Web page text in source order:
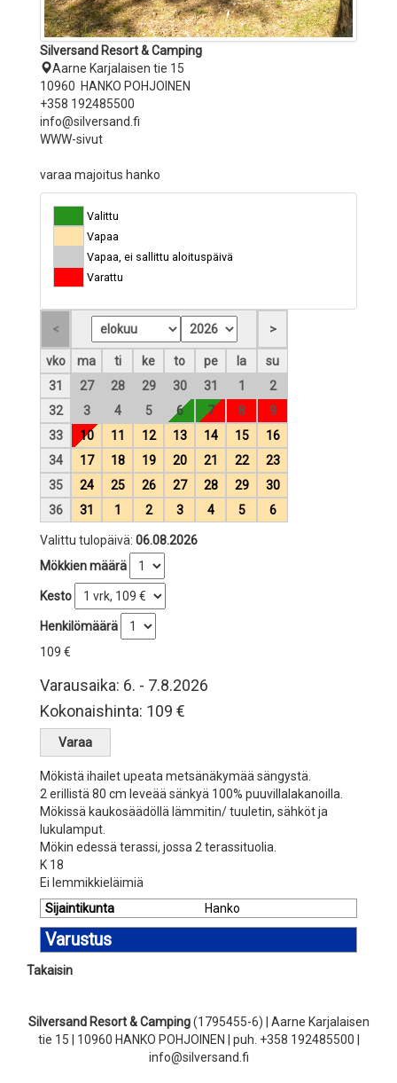
Silversand Resort & Camping
Aarne Karjalaisen tie 15
10960 HANKO POHJOINEN
+358 192485500
info@silversand.fi
WWW-sivut
varaa majoitus hanko
Valittu
Vapaa
Vapaa, ei sallittu aloituspäivä
Varattu
vko ma ti ke to pe la
su
31
27 28 29 30 31 1
2
32
3 4 5 6 7 8
9
33
10 11 12 13 14 15
16
34
17 18 19 20 21 22
23
35
24 25 26 27 28 29
30
36
31 1 2 3 4 5 6
Valittu tulopäivä: 06.08.2026
Mökkien määrä
Kesto
Henkilömäärä
109 €
Varausaika: 6. - 7.8.2026
Kokonaishinta: 109 €
Mökistä ihailet upeata metsänäkymää sängystä.
2 erillistä 80 cm leveää sänkyä 100% puuvillalakanoilla.
Mökissä kaukosäädöllä lämmitin/ tuuletin, sähköt ja
lukulamput.
Mökin edessä terassi, jossa 2 terassituolia.
K 18
Ei lemmikkieläimiä
Sijaintikunta
Hanko
Varustus
Takaisin
Silversand Resort & Camping(1795455-6) | Aarne Karjalaisen
tie 15 | 10960 HANKO POHJOINEN | puh. +358 192485500 |
info@silversand.fi